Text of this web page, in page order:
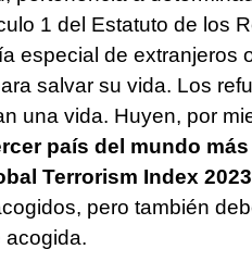
1 del Estatuto de los
especial de extranjeros
salvar su vida. Los
una vida. Huyen, por
país del mundo
Terrorism Index 2023
pero también
acogida.